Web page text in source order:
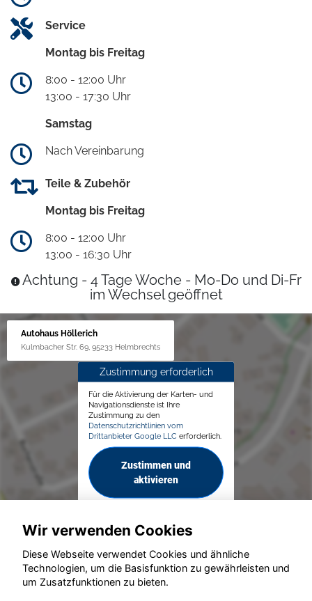
Service
Montag bis Freitag
8:00 - 12:00 Uhr
13:00 - 17:30 Uhr
Samstag
Nach Vereinbarung
Teile & Zubehör
Montag bis Freitag
8:00 - 12:00 Uhr
13:00 - 16:30 Uhr
Achtung - 4 Tage Woche - Mo-Do und Di-Fr
im Wechsel geöffnet
Autohaus Höllerich
Kulmbacher Str. 69, 95233 Helmbrechts
Zustimmung erforderlich
Für die Aktivierung der Karten- und
Navigationsdienste ist Ihre
Zustimmung zu den
Datenschutzrichtlinien vom
Drittanbieter Google LLC erforderlich.
Zustimmen und
aktivieren
© konjunkturmotor.de GmbH 2020 - 2026
Wir verwenden Cookies
Diese Webseite verwendet Cookies und ähnliche
Technologien, um die Basisfunktion zu gewährleisten und
um Zusatzfunktionen zu bieten.